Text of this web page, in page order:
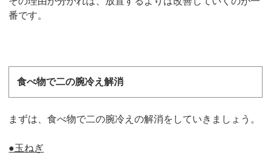
番です。
食べ物で二の腕冷え解消
まずは、食べ物で二の腕冷えの解消をしていきましょう。
●玉ねぎ